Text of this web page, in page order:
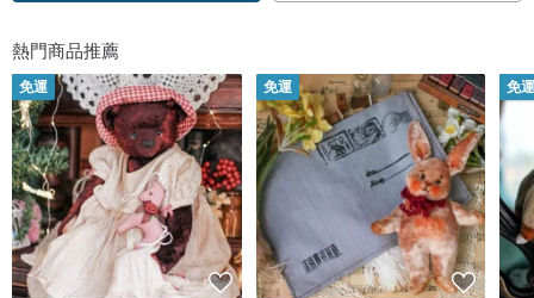
熱門商品推薦
免運 免運 免